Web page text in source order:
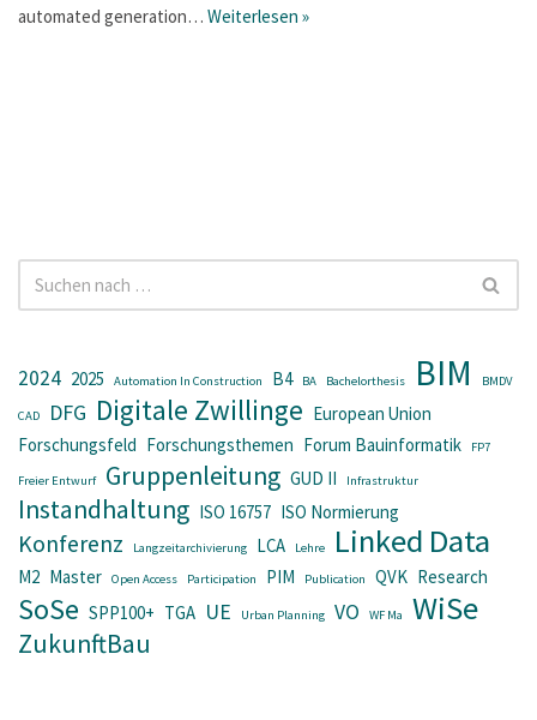
automated generation… Weiterlesen »
2024 2025 Automation In Construction B4 BA Bachelorthesis BIM BMDV
CAD DFG Digitale Zwillinge European Union
Forschungsfeld Forschungsthemen Forum Bauinformatik FP7
Freier Entwurf Gruppenleitung GUD II Infrastruktur
Instandhaltung ISO 16757 ISO Normierung
Konferenz Langzeitarchivierung LCA Lehre Linked Data
M2 Master Open Access Participation PIM Publication QVK Research
SoSe SPP100+ TGA UE Urban Planning VO WF Ma WiSe
ZukunftBau